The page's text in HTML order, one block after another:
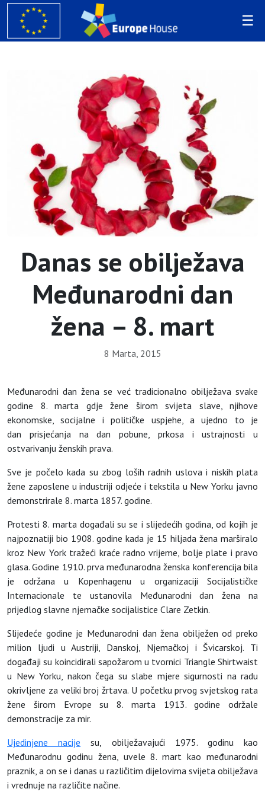
Danas se obilježava
Međunarodni dan
žena – 8. mart
8 Marta, 2015
Međunarodni dan žena se već tradicionalno obilježava svake
godine 8. marta gdje žene širom svijeta slave, njihove
ekonomske, socijalne i političke uspjehe, a ujedno to je
dan prisjećanja na dan pobune, prkosa i ustrajnosti u
ostvarivanju ženskih prava.
Sve je počelo kada su zbog loših radnih uslova i niskih plata
žene zaposlene u industriji odjeće i tekstila u New Yorku javno
demonstrirale 8. marta 1857. godine.
Protesti 8. marta događali su se i slijedećih godina, od kojih je
najpoznatiji bio 1908. godine kada je 15 hiljada žena marširalo
kroz New York tražeći kraće radno vrijeme, bolje plate i pravo
glasa. Godine 1910. prva međunarodna ženska konferencija bila
je održana u Kopenhagenu u organizaciji Socijalističke
Internacionale te ustanovila Međunarodni dan žena na
prijedlog slavne njemačke socijalistice Clare Zetkin.
Slijedeće godine je Međunarodni dan žena obilježen od preko
milion ljudi u Austriji, Danskoj, Njemačkoj i Švicarskoj. Ti
događaji su koincidirali sapožarom u tvornici Triangle Shirtwaist
u New Yorku, nakon čega su slabe mjere sigurnosti na radu
okrivljene za veliki broj žrtava. U početku prvog svjetskog rata
žene širom Evrope su 8. marta 1913. godine održale
demonstracije za mir.
Ujedinjene nacije su, obilježavajući 1975. godinu kao
Međunarodnu godinu žena, uvele 8. mart kao međunarodni
praznik, a on se i danas u različitim dijelovima svijeta obilježava
i vrednuje na različite načine.